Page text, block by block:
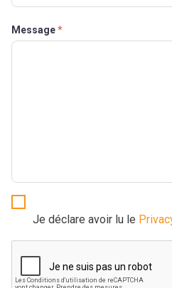
Message
Je déclare avoir lu le